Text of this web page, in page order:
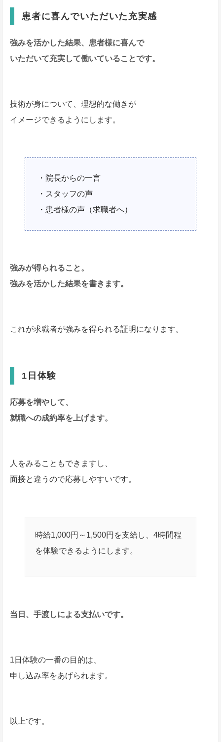
患者に喜んでいただいた充実感
強みを活かした結果、患者様に喜んで
いただいて充実して働いていることです。
技術が身について、理想的な働きが
イメージできるようにします。
・院長からの一言
・スタッフの声
・患者様の声（求職者へ）
強みが得られること。
強みを活かした結果を書きます。
これが求職者が強みを得られる証明になります。
1日体験
応募を増やして、
就職への成約率を上げます。
人をみることもできますし、
面接と違うので応募しやすいです。
時給1,000円～1,500円を支給し、4時間程
を体験できるようにします。
当日、手渡しによる支払いです。
1日体験の一番の目的は、
申し込み率をあげられます。
以上です。